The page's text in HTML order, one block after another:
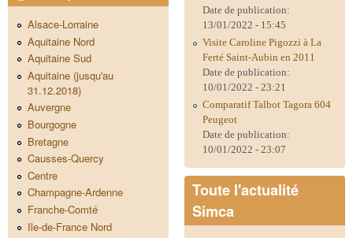
Alsace-Lorraine
Aquitaine Nord
Aquitaine Sud
Aquitaine (jusqu'au
31.12.2018)
Auvergne
Bourgogne
Bretagne
Causses-Quercy
Centre
Champagne-Ardenne
Franche-Comté
Ile-de-France Nord
Date de publication:
13/01/2022 - 15:45
Visite Caroline Pigozzi à La
Ferté Saint-Aubin en 2011
Date de publication:
10/01/2022 - 23:21
Comparatif Talbot Tagora 604
Peugeot
Date de publication:
10/01/2022 - 23:07
Toute l'actualité
Simca